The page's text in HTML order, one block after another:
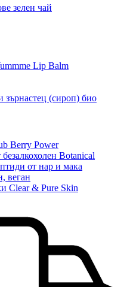
зелен чай
Lip Balm
зърнастец (сироп) био
Berry Power
Botanical
от нар и мака
веган
Clear & Pure Skin